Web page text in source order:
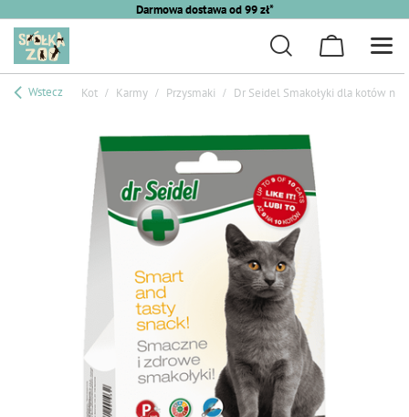
Darmowa dostawa od 99 zł*
Wstecz Kot Karmy Przysmaki Dr Seidel Smakołyki dla kotów na